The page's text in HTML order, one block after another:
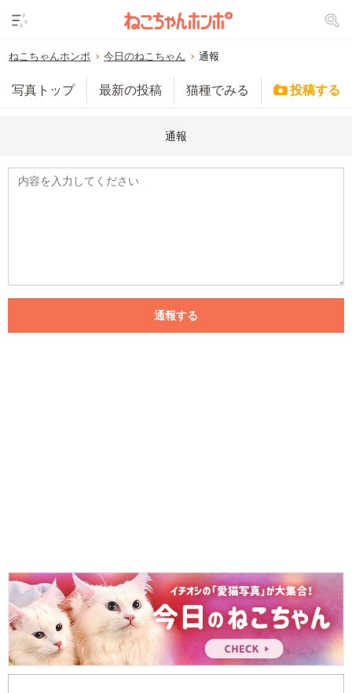
ねこちゃんホンポ 今日のねこちゃん 通報
写真トップ 最新の投稿 猫種でみる 投稿する
通報